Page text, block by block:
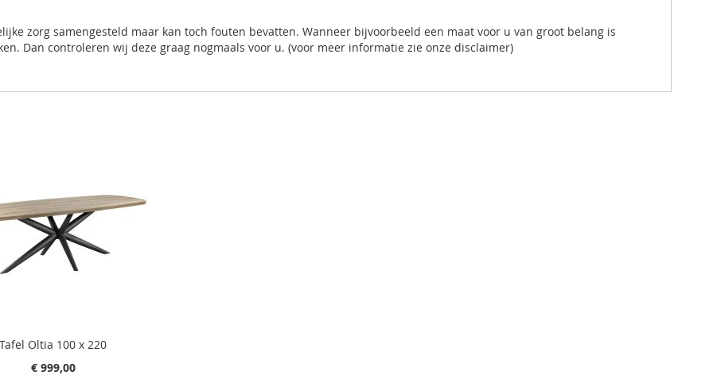
zorg samengesteld maar kan toch fouten bevatten. Wanneer bijvoorbeeld een maat voor u van groot belang is
Dan controleren wij deze graag nogmaals voor u. (voor meer informatie zie onze disclaimer)
Tafel Oltia 100 x 220
€ 999,00